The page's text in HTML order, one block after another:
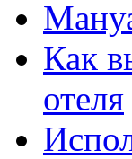
Как
отеля